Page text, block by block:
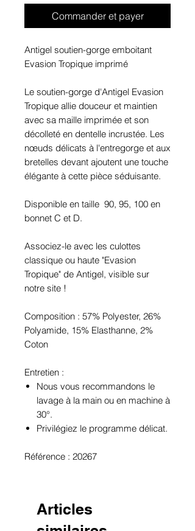
Commander et payer
Antigel soutien-gorge emboitant
Evasion Tropique imprimé
Le soutien-gorge d'Antigel Evasion
Tropique allie douceur et maintien
avec sa maille imprimée et son
décolleté en dentelle incrustée. Les
nœuds délicats à l'entregorge et aux
bretelles devant ajoutent une touche
élégante à cette pièce séduisante.
Disponible en taille 90, 95, 100 en
bonnet C et D.
Associez-le avec les culottes
classique ou haute "Evasion
Tropique" de Antigel, visible sur
notre site !
Composition : 57% Polyester, 26%
Polyamide, 15% Elasthanne, 2%
Coton
Entretien :
Nous vous recommandons le
lavage à la main ou en machine à
30°.
Privilégiez le programme délicat.
Référence : 20267
Articles